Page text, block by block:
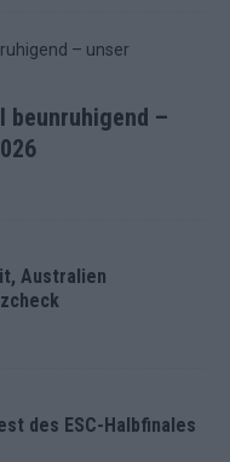
beunruhigend –
Australien
des ESC-Halbfinales